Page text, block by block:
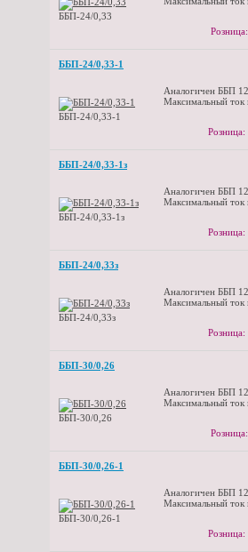
ББП-24/0,33
ББП-24/0,33-1
ББП-24/0,33-1
Аналогичен ББП
Максимальный ток
ББП-24/0,33-1з
ББП-24/0,33-1з
Аналогичен ББП
Максимальный ток
ББП-24/0,33з
ББП-24/0,33з
Аналогичен ББП
Максимальный ток
ББП-30/0,26
ББП-30/0,26
Аналогичен ББП
Максимальный ток
ББП-30/0,26-1
ББП-30/0,26-1
Аналогичен ББП
Максимальный ток